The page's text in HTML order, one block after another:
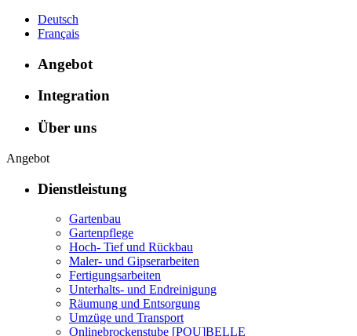
Deutsch
Français
Angebot
Integration
Über uns
Angebot
Dienstleistung
Gartenbau
Gartenpflege
Hoch- Tief und Rückbau
Maler- und Gipserarbeiten
Fertigungsarbeiten
Unterhalts- und Endreinigung
Räumung und Entsorgung
Umzüge und Transport
Onlinebrockenstube [POU]BELLE